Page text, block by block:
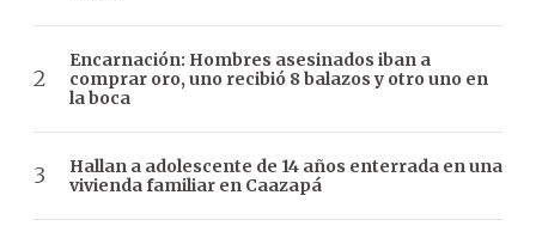
Encarnación: Hombres asesinados iban a
comprar oro, uno recibió 8 balazos y otro uno en
la boca
Hallan a adolescente de 14 años enterrada en una
vivienda familiar en Caazapá